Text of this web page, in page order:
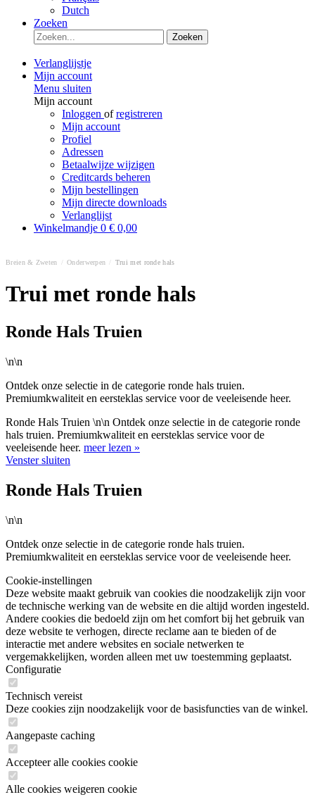
Dutch
Zoeken
Zoeken
Verlanglijstje
Mijn account
Menu sluiten
Mijn account
Inloggen ofregistreren
Mijn account
Profiel
Adressen
Betaalwijze wijzigen
Creditcards beheren
Mijn bestellingen
Mijn directe downloads
Verlanglijst
Winkelmandje 0 € 0,00
Breien & Zweten Onderwerpen Trui met ronde hals
Trui met ronde hals
Ronde Hals Truien
\n\n
Ontdek onze selectie in de categorie ronde hals truien.
Premiumkwaliteit en eersteklas service voor de veeleisende heer.
Ronde Hals Truien \n\n Ontdek onze selectie in de categorie ronde
hals truien. Premiumkwaliteit en eersteklas service voor de
veeleisende heer. meer lezen »
Venster sluiten
Ronde Hals Truien
\n\n
Ontdek onze selectie in de categorie ronde hals truien.
Premiumkwaliteit en eersteklas service voor de veeleisende heer.
Cookie-instellingen
Deze website maakt gebruik van cookies die noodzakelijk zijn voor
de technische werking van de website en die altijd worden ingesteld.
Andere cookies die bedoeld zijn om het comfort bij het gebruik van
deze website te verhogen, directe reclame aan te bieden of de
interactie met andere websites en sociale netwerken te
vergemakkelijken, worden alleen met uw toestemming geplaatst.
Configuratie
Technisch vereist
Deze cookies zijn noodzakelijk voor de basisfuncties van de winkel.
Aangepaste caching
Accepteer alle cookies cookie
Alle cookies weigeren cookie